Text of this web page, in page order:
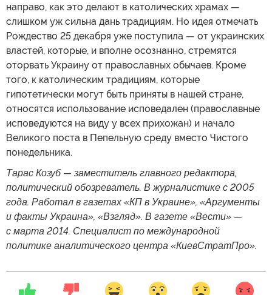
направо, как это делают в католических храмах —
слишком уж сильна дань традициям. Но идея отмечать
Рождество 25 декабря уже поступила — от украинских
властей, которые, и вполне осознанно, стремятся
оторвать Украину от православных обычаев. Кроме
того, к католическим традициям, которые
гипотетически могут быть приняты в нашей стране,
относятся использование исповедален (православные
исповедуются на виду у всех прихожан) и начало
Великого поста в Пепельную среду вместо Чистого
понедельника.
Тарас Козуб — заместитель главного редактора,
политический обозреватель. В журналистике с 2005
года. Работал в газетах «КП в Украине», «Аргументы
и факты Украина», «Взгляд». В газете «Вести» —
с марта 2014. Специалист по международной
политике аналитического центра «КиевСтратПро».